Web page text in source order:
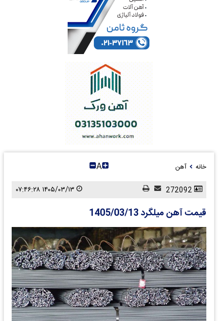
خانه آهن A
قیمت آهن میلگرد 1405/03/13